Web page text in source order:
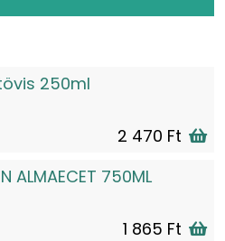
250ml
2 470 Ft
ALMAECET 750ML
1 865 Ft